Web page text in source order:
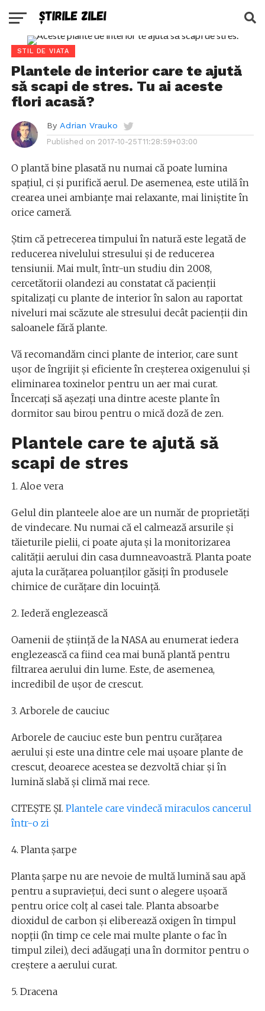
STIL DE VIATA
Plantele de interior care te ajută
să scapi de stres. Tu ai aceste
flori acasă?
By Adrian Vrauko
Published on 2017-10-25T11:28:59+03:00
O plantă bine plasată nu numai că poate lumina
spațiul, ci și purifică aerul. De asemenea, este utilă în
crearea unei ambianțe mai relaxante, mai liniștite în
orice cameră.
Știm că petrecerea timpului în natură este legată de
reducerea nivelului stresului și de reducerea
tensiunii. Mai mult, într-un studiu din 2008,
cercetătorii olandezi au constatat că pacienții
spitalizați cu plante de interior în salon au raportat
niveluri mai scăzute ale stresului decât pacienții din
saloanele fără plante.
Vă recomandăm cinci plante de interior, care sunt
ușor de îngrijit și eficiente în creșterea oxigenului și
eliminarea toxinelor pentru un aer mai curat.
Încercați să așezați una dintre aceste plante în
dormitor sau birou pentru o mică doză de zen.
Plantele care te ajută să
scapi de stres
1. Aloe vera
Gelul din planteele aloe are un număr de proprietăți
de vindecare. Nu numai că el calmează arsurile și
tăieturile pielii, ci poate ajuta și la monitorizarea
calității aerului din casa dumneavoastră. Planta poate
ajuta la curățarea poluanților găsiți în produsele
chimice de curățare din locuință.
2. Iederă englezească
Oamenii de știință de la NASA au enumerat iedera
englezească ca fiind cea mai bună plantă pentru
filtrarea aerului din lume. Este, de asemenea,
incredibil de ușor de crescut.
3. Arborele de cauciuc
Arborele de cauciuc este bun pentru curățarea
aerului și este una dintre cele mai ușoare plante de
crescut, deoarece acestea se dezvoltă chiar și în
lumină slabă și climă mai rece.
CITEȘTE ȘI. Plantele care vindecă miraculos cancerul
într-o zi
4. Planta șarpe
Planta șarpe nu are nevoie de multă lumină sau apă
pentru a supraviețui, deci sunt o alegere ușoară
pentru orice colț al casei tale. Planta absoarbe
dioxidul de carbon și eliberează oxigen în timpul
nopții (în timp ce cele mai multe plante o fac în
timpul zilei), deci adăugați una în dormitor pentru o
creștere a aerului curat.
5. Dracena